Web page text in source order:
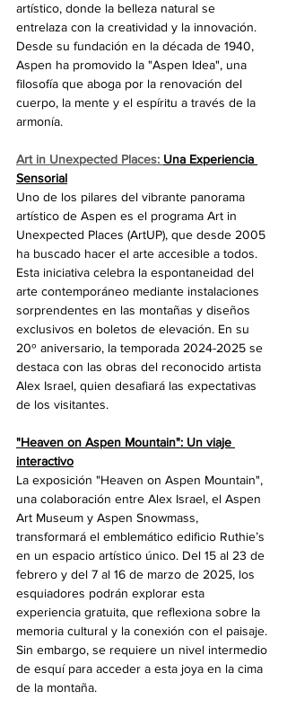
artístico, donde la belleza natural se
entrelaza con la creatividad y la innovación.
Desde su fundación en la década de 1940,
Aspen ha promovido la "Aspen Idea", una
filosofía que aboga por la renovación del
cuerpo, la mente y el espíritu a través de la
armonía.
Art in Unexpected Places: Una Experiencia
Sensorial
Uno de los pilares del vibrante panorama
artístico de Aspen es el programa Art in
Unexpected Places (ArtUP), que desde 2005
ha buscado hacer el arte accesible a todos.
Esta iniciativa celebra la espontaneidad del
arte contemporáneo mediante instalaciones
sorprendentes en las montañas y diseños
exclusivos en boletos de elevación. En su
20º aniversario, la temporada 2024-2025 se
destaca con las obras del reconocido artista
Alex Israel, quien desafiará las expectativas
de los visitantes.
"Heaven on Aspen Mountain": Un viaje
interactivo
La exposición "Heaven on Aspen Mountain",
una colaboración entre Alex Israel, el Aspen
Art Museum y Aspen Snowmass,
transformará el emblemático edificio Ruthie’s
en un espacio artístico único. Del 15 al 23 de
febrero y del 7 al 16 de marzo de 2025, los
esquiadores podrán explorar esta
experiencia gratuita, que reflexiona sobre la
memoria cultural y la conexión con el paisaje.
Sin embargo, se requiere un nivel intermedio
de esquí para acceder a esta joya en la cima
de la montaña.